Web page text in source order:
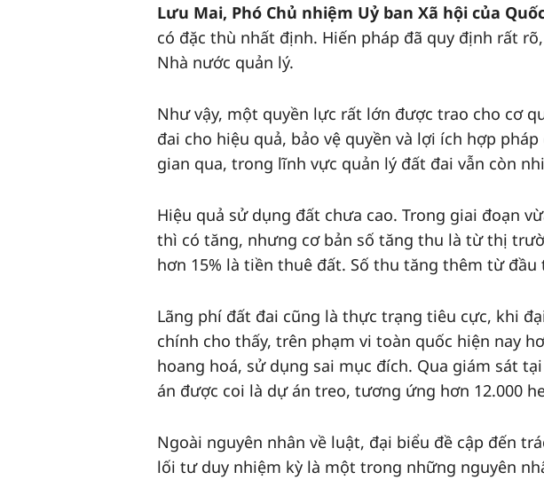
Lưu Mai, Phó Chủ nhiệm Uỷ ban Xã hội của
có đặc thù nhất định. Hiến pháp đã quy định rất
Nhà nước quản lý.
Như vậy, một quyền lực rất lớn được trao cho cơ
đai cho hiệu quả, bảo vệ quyền và lợi ích hợp
gian qua, trong lĩnh vực quản lý đất đai vẫn còn
Hiệu quả sử dụng đất chưa cao. Trong giai đoạn
thì có tăng, nhưng cơ bản số tăng thu là từ thị
hơn 15% là tiền thuê đất. Số thu tăng thêm từ
Lãng phí đất đai cũng là thực trạng tiêu cực, khi
chính cho thấy, trên phạm vi toàn quốc hiện nay
hoang hoá, sử dụng sai mục đích. Qua giám sát
án được coi là dự án treo, tương ứng hơn 12.000
Ngoài nguyên nhân về luật, đại biểu đề cập đến
lối tư duy nhiệm kỳ là một trong những nguyên